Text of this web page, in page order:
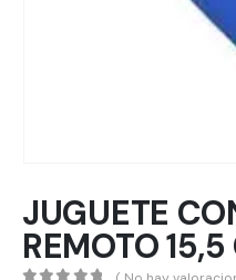
JUGUETE
REMOTO